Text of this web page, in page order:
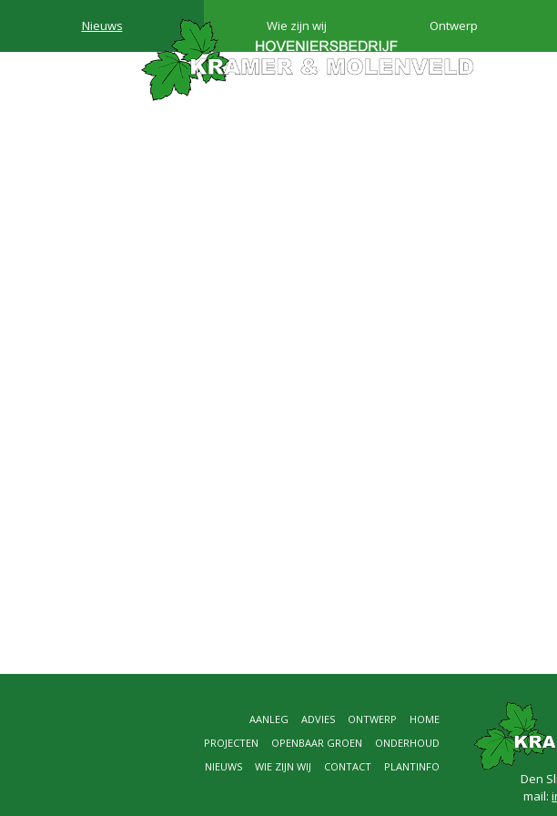
Nieuws Wie zijn wij Ontwerp
HOME
ONTWERP
ADVIES
AANLEG
ONDERHOUD
OPENBAAR GROEN
PROJECTEN
PLANTINFO
CONTACT
WIE ZIJN WIJ
NIEUWS
Den
mail: